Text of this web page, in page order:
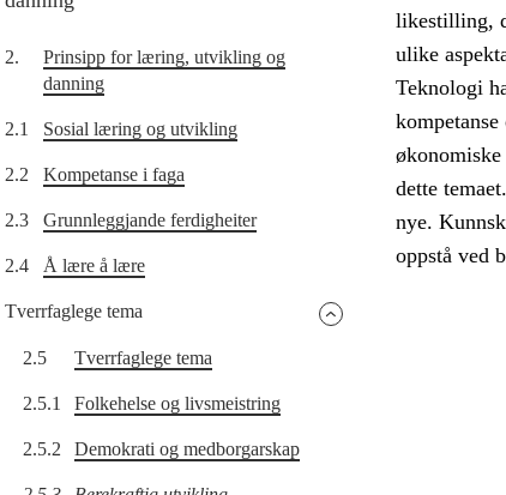
2.
Prinsipp for læring, utvikling og
danning
2.1 Sosial læring og utvikling
2.2 Kompetanse i faga
2.3 Grunnleggjande ferdigheiter
2.4 Å lære å lære
Tverrfaglege tema
2.5 Tverrfaglege tema
2.5.1 Folkehelse og livsmeistring
2.5.2 Demokrati og medborgarskap
likestilling,
ulike
Teknologi
dette
nye.
oppstå ved